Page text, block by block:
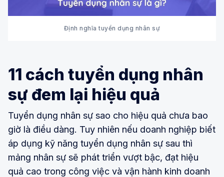
Định nghĩa tuyển dụng nhân sự
11 cách tuyển dụng nhân
sự đem lại hiệu quả
Tuyển dụng nhân sự sao cho hiệu quả chưa bao
giờ là điều dàng. Tuy nhiên nếu doanh nghiệp biết
áp dụng kỹ năng tuyển dụng nhân sự sau thì
mảng nhân sự sẽ phát triển vượt bậc, đạt hiệu
quả cao trong công việc và vận hành kinh doanh